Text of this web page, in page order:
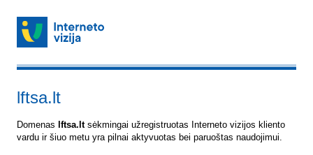
lftsa.lt
Domenas lftsa.ltsėkmingai užregistruotas Interneto vizijos kliento
vardu ir šiuo metu yra pilnai aktyvuotas bei paruoštas naudojimui.